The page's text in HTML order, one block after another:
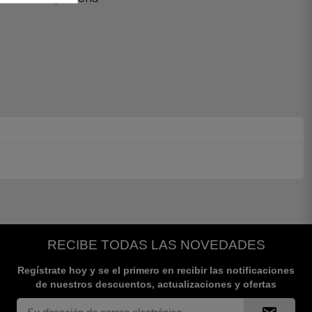
RECIBE TODAS LAS NOVEDADES
Regístrate hoy y se el primero en recibir las notificaciones
de nuestros descuentos, actualizaciones y ofertas